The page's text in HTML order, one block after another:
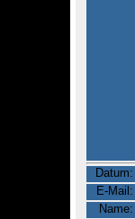
Datum:
E-Mail:
Name: